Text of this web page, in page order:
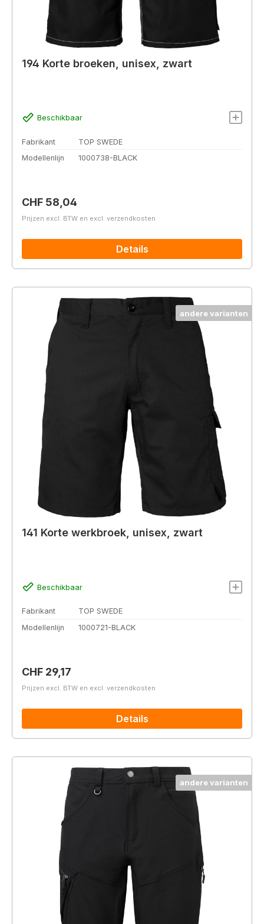
194 Korte broeken, unisex, zwart
Beschikbaar
Fabrikant
TOP SWEDE
Modellenlijn
1000738-BLACK
Normale prijs:
CHF 58,04
Prijzen excl. BTW en excl. verzendkosten
Details
andere varianten
141 Korte werkbroek, unisex, zwart
Beschikbaar
Fabrikant
TOP SWEDE
Modellenlijn
1000721-BLACK
Normale prijs:
CHF 29,17
Prijzen excl. BTW en excl. verzendkosten
Details
andere varianten